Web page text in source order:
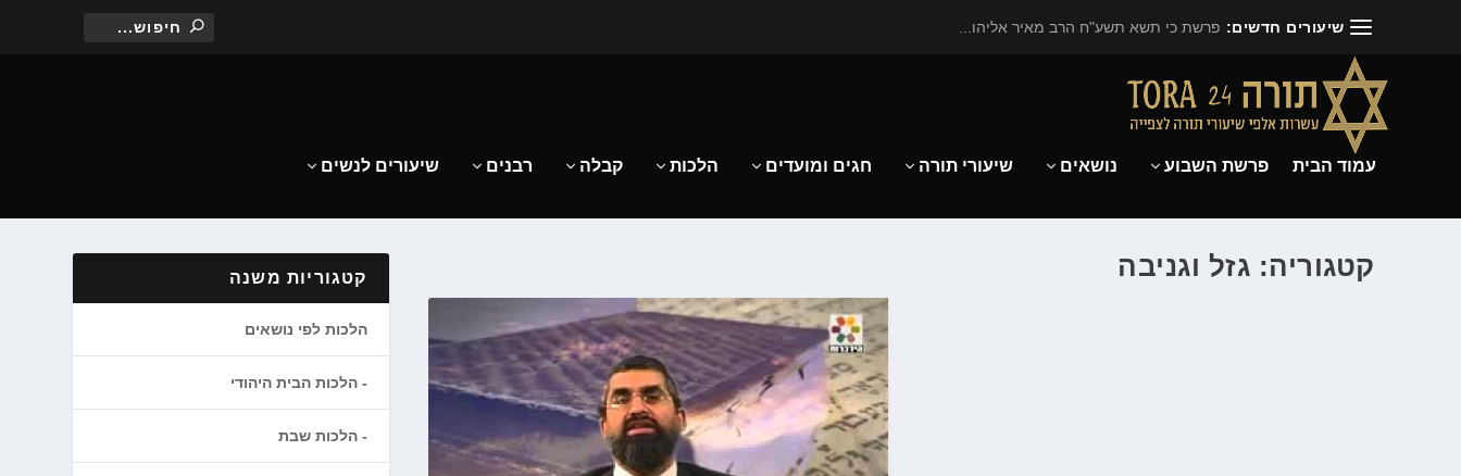
שיעורים חדשים: פרשת כי תשא תשע"ח הרב מאיר אליהו...
עמוד הבית פרשת השבוע נושאים שיעורי תורה חגים ומועדים הלכות קבלה רבנים שיעורים לנשים
קטגוריה: גזל וגניבה קטגוריות משנה
הלכות לפי נושאים
הלכות הבית היהודי
הלכות שבת